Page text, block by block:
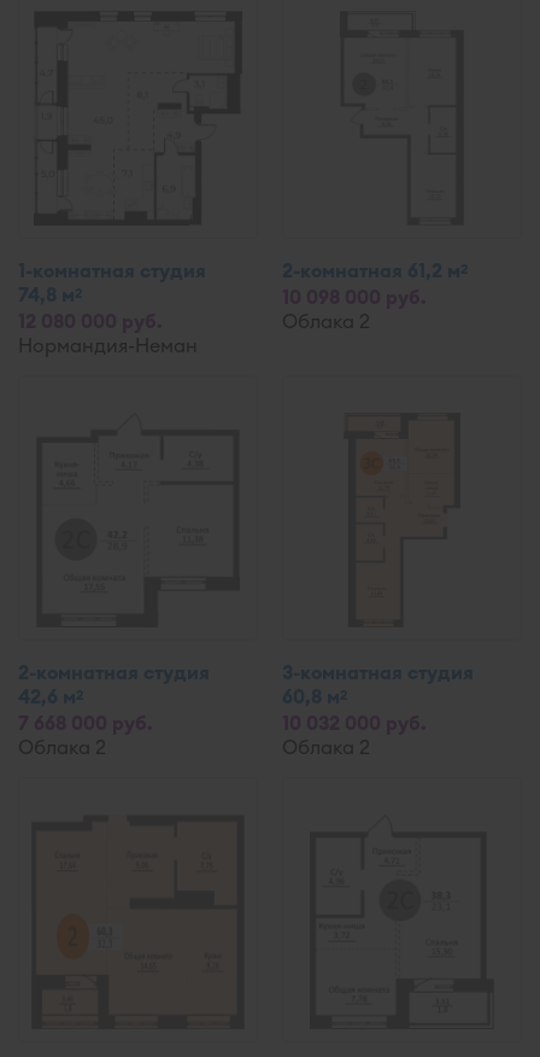
1-комнатная студия
74,8 м2
Нормандия-Неман
2-комнатная 61,2 м2
Облака 2
2-комнатная студия
42,6 м2
Облака 2
3-комнатная студия
60,8 м2
Облака 2